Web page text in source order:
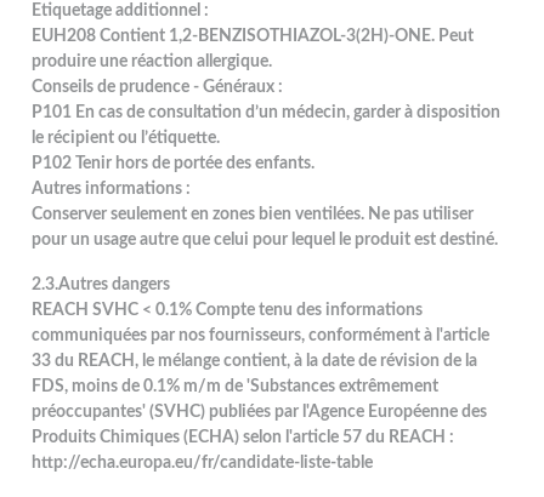
Etiquetage additionnel :
EUH208 Contient 1,2-BENZISOTHIAZOL-3(2H)-ONE. Peut
produire une réaction allergique.
Conseils de prudence - Généraux :
P101 En cas de consultation d’un médecin, garder à disposition
le récipient ou l’étiquette.
P102 Tenir hors de portée des enfants.
Autres informations :
Conserver seulement en zones bien ventilées. Ne pas utiliser
pour un usage autre que celui pour lequel le produit est destiné.
2.3.Autres dangers
REACH SVHC < 0.1% Compte tenu des informations
communiquées par nos fournisseurs, conformément à l'article
33 du REACH, le mélange contient, à la date de révision de la
FDS, moins de 0.1% m/m de 'Substances extrêmement
préoccupantes' (SVHC) publiées par l'Agence Européenne des
Produits Chimiques (ECHA) selon l'article 57 du REACH :
http://echa.europa.eu/fr/candidate-liste-table